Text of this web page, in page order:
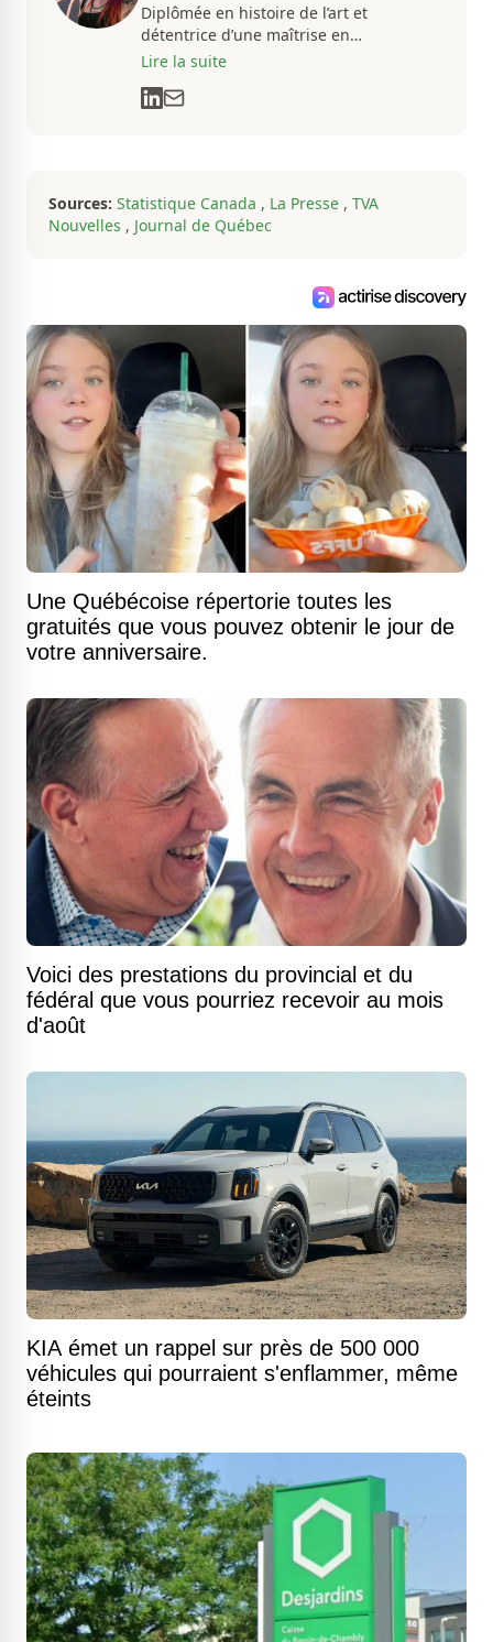
Diplômée en histoire de l’art et
détentrice d’une maîtrise en
muséologie, Émilie gravite dans
communications depuis près de deux
Lire la suite
Sources: Statistique Canada , La Presse , TVA
Nouvelles , Journal de Québec
Une Québécoise répertorie toutes les
gratuités que vous pouvez obtenir le jour de
votre anniversaire.
Voici des prestations du provincial et du
fédéral que vous pourriez recevoir au mois
d'août
KIA émet un rappel sur près de 500 000
véhicules qui pourraient s'enflammer, même
éteints